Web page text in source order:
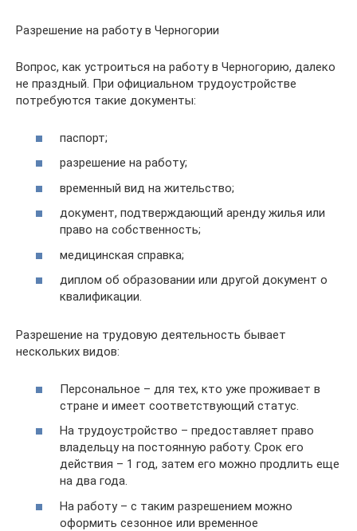
Разрешение на работу в Черногории
Вопрос, как устроиться на работу в Черногорию, далеко
не праздный. При официальном трудоустройстве
потребуются такие документы:
паспорт;
разрешение на работу;
временный вид на жительство;
документ, подтверждающий аренду жилья или
право на собственность;
медицинская справка;
диплом об образовании или другой документ о
квалификации.
Разрешение на трудовую деятельность бывает
нескольких видов:
Персональное – для тех, кто уже проживает в
стране и имеет соответствующий статус.
На трудоустройство – предоставляет право
владельцу на постоянную работу. Срок его
действия – 1 год, затем его можно продлить еще
на два года.
На работу – с таким разрешением можно
оформить сезонное или временное